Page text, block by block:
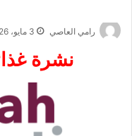
رامي العاصي 3 مايو، 2026
نشرة